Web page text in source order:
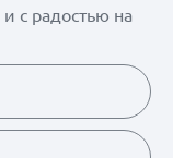
и с радостью на